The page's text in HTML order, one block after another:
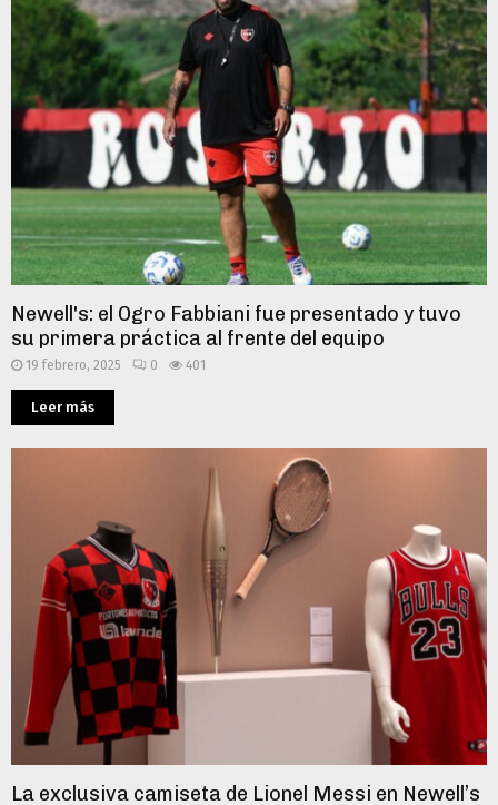
Newell's: el Ogro Fabbiani fue presentado y tuvo
su primera práctica al frente del equipo
19 febrero, 2025 0 401
Leer más
La exclusiva camiseta de Lionel Messi en Newell’s